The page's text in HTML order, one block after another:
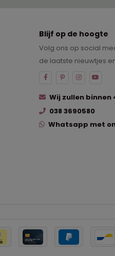
Blijf op de hoogte
Volg ons op social
de laatste nieuwtjes
Wij zullen binnen
038 3690580
Whatsapp met